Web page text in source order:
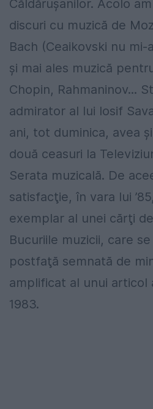
Căldăruşanilor. Acolo
discuri cu muzică de
Bach (Ceaikovski nu
şi mai ales muzică
Chopin, Rahmaninov...
admirator al lui Iosif
ani, tot duminica, avea
două ceasuri la
Serata muzicală. De
satisfacţie, în vara lui
exemplar al unei cărţi
Bucuriile muzicii, care
postfaţă semnată de
amplificat al unui articol
1983.